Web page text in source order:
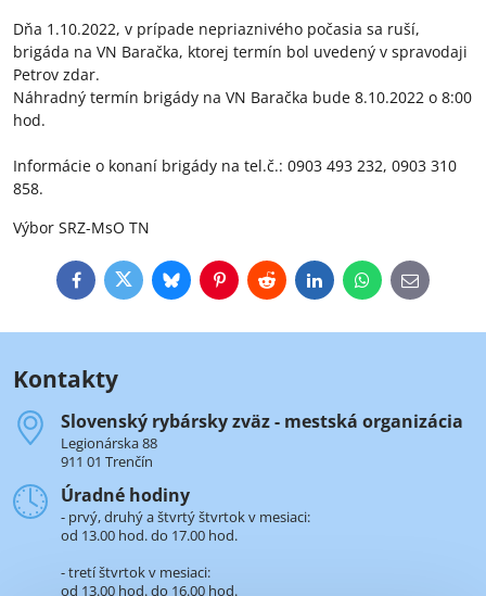
Dňa 1.10.2022, v prípade nepriaznivého počasia sa ruší,
brigáda na VN Baračka, ktorej termín bol uvedený v spravodaji
Petrov zdar.
Náhradný termín brigády na VN Baračka bude 8.10.2022 o 8:00
hod.
Informácie o konaní brigády na tel.č.: 0903 493 232, 0903 310
858.
Výbor SRZ-MsO TN
FacebookTwitterBlueskyPinterestRedditLinkedInWhatsApp
E-
mail
Kontakty
Slovenský rybársky zväz - mestská organizácia
Legionárska 88
911 01 Trenčín
Úradné hodiny
- prvý, druhý a štvrtý štvrtok v mesiaci:
od 13.00 hod. do 17.00 hod.
- tretí štvrtok v mesiaci:
od 13.00 hod. do 16.00 hod.